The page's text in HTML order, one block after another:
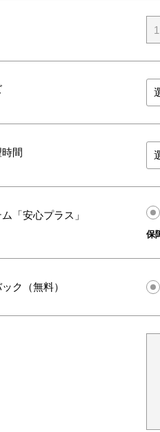
間
「安心プラス」
保
ク（無料）